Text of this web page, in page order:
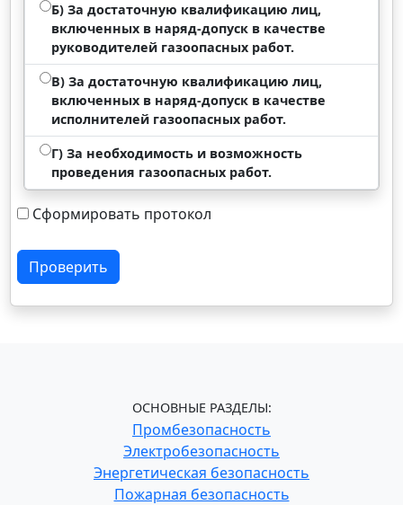
Б) За достаточную квалификацию лиц,
включенных в наряд-допуск в качестве
руководителей газоопасных работ.
В) За достаточную квалификацию лиц,
включенных в наряд-допуск в качестве
исполнителей газоопасных работ.
Г) За необходимость и возможность
проведения газоопасных работ.
Сформировать протокол
Проверить
ОСНОВНЫЕ РАЗДЕЛЫ:
Промбезопасность
Электробезопасность
Энергетическая безопасность
Пожарная безопасность